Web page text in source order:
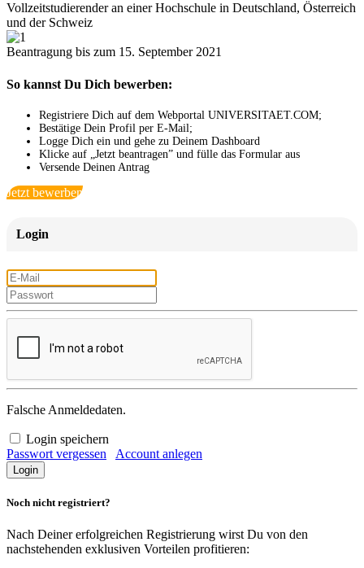
Vollzeitstudierender an einer Hochschule in Deutschland, Österreich
und der Schweiz
Beantragung bis zum 15. September 2021
So kannst Du Dich bewerben:
Registriere Dich auf dem Webportal UNIVERSITAET.COM;
Bestätige Dein Profil per E-Mail;
Logge Dich ein und gehe zu Deinem Dashboard
Klicke auf „Jetzt beantragen” und fülle das Formular aus
Versende Deinen Antrag
Jetzt bewerben
Login
Falsche Anmeldedaten.
Login speichern
Passwort vergessen
Account anlegen
Noch nicht registriert?
Nach Deiner erfolgreichen Registrierung wirst Du von den
nachstehenden exklusiven Vorteilen profitieren: